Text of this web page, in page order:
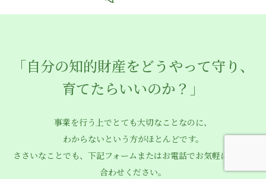
「自分の知的財産をどうやって守り、
育てたらいいのか？」
事業を行う上でとても大切なことなのに、
わからないという方がほとんどです。
ささいなことでも、下記フォームまたはお電話でお気軽にお問い
合わせください。